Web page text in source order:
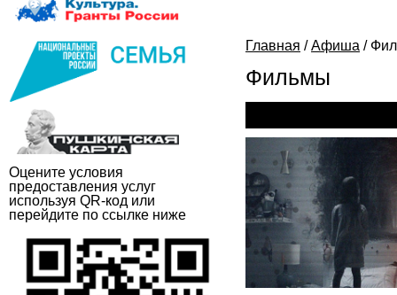
Оцените условия
предоставления услуг
используя QR-код или
перейдите по ссылке ниже
Главная / Афиша /
Фильмы